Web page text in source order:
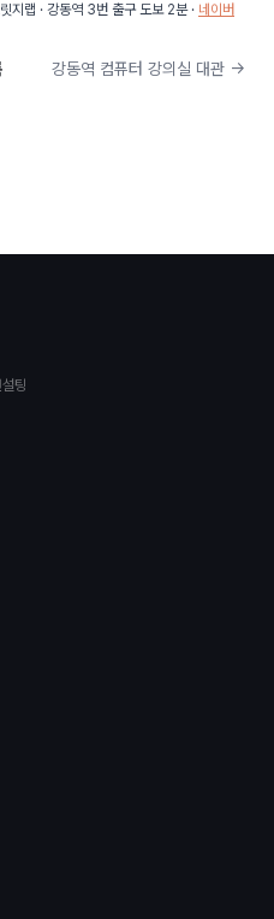
지랩 · 강동역 3번 출구 도보 2분 · 네이버
강동역 컴퓨터 강의실 대관 →
팅